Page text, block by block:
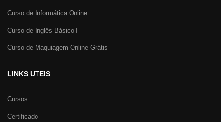
Curso de Informática Online
Curso de Inglês Básico I
Curso de Maquiagem Online Grátis
LINKS UTEIS
Cursos
Certificado